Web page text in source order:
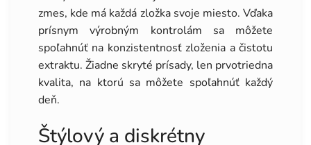
zmes, kde má každá zložka svoje miesto. Vďaka
prísnym výrobným kontrolám sa môžete
spoľahnúť na konzistentnosť zloženia a čistotu
extraktu. Žiadne skryté prísady, len prvotriedna
kvalita, na ktorú sa môžete spoľahnúť každý
deň.
Štýlový a diskrétny